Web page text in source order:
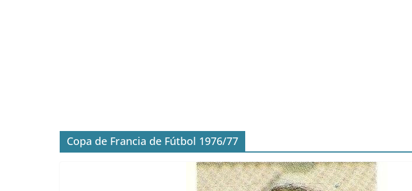
Copa de Francia de Fútbol 1976/77